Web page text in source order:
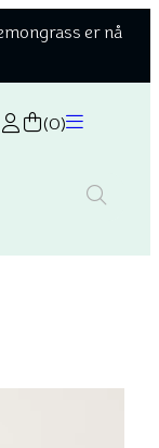
er nå
(0)